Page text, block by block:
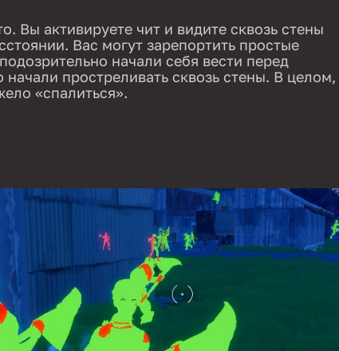
Вы активируете чит и видите сквозь стены
Вас могут зарепортить простые
начали себя вести перед
начали простреливать сквозь стены. В целом,
«спалиться».